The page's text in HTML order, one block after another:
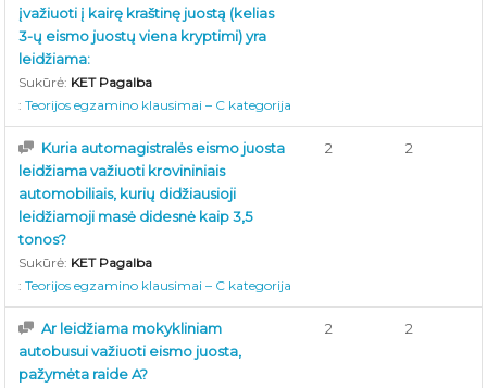
įvažiuoti į kairę kraštinę juostą (kelias
3-ų eismo juostų viena kryptimi) yra
leidžiama:
Sukūrė: KET Pagalba
:Teorijos egzamino klausimai – C kategorija
Kuria automagistralės eismo juosta
leidžiama važiuoti krovininiais
automobiliais, kurių didžiausioji
leidžiamoji masė didesnė kaip 3,5
tonos?
Sukūrė: KET Pagalba
:Teorijos egzamino klausimai – C kategorija
2 2
Ar leidžiama mokykliniam
autobusui važiuoti eismo juosta,
pažymėta raide A?
2 2